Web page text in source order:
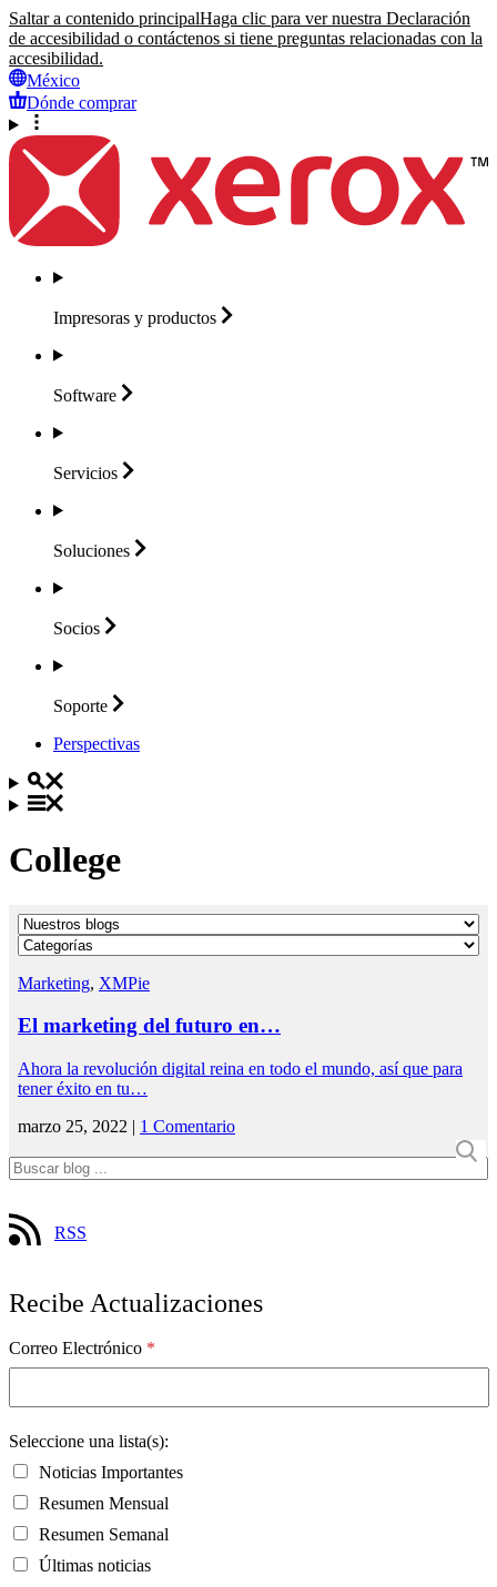
Saltar a contenido principalHaga clic para ver nuestra Declaración
de accesibilidad o contáctenos si tiene preguntas relacionadas con la
accesibilidad.
México
Dónde comprar
Impresoras y productos
Software
Servicios
Soluciones
Socios
Soporte
Perspectivas
College
Marketing, XMPie
El marketing del futuro en…
Ahora la revolución digital reina en todo el mundo, así que para
tener éxito en tu…
marzo 25, 2022 | 1 Comentario
RSS
Recibe Actualizaciones
Correo Electrónico *
Seleccione una lista(s):
Noticias Importantes
Resumen Mensual
Resumen Semanal
Últimas noticias